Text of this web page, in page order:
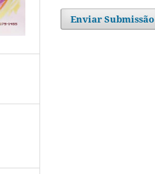
Enviar Submissão